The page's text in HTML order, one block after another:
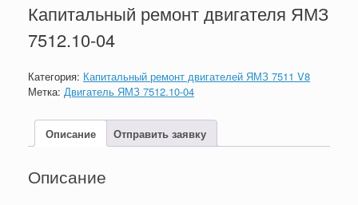
Капитальный ремонт двигателя ЯМЗ
7512.10-04
Категория: Капитальный ремонт двигателей ЯМЗ 7511 V8
Метка: Двигатель ЯМЗ 7512.10-04
Описание Отправить заявку
Описание